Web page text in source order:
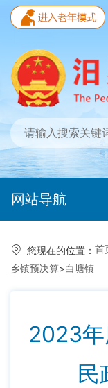
网站导航
您现在的位置： 首
乡镇预决算>白塘镇
2023年
民